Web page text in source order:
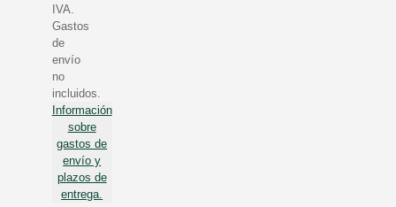
IVA.
Gastos
de
envío
no
incluidos.
Información
sobre
gastos de
envío y
plazos de
entrega.